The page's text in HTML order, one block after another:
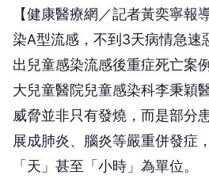
【健康醫療網／記者黃奕寧報
染A型流感，不到3天病情急速
出兒童感染流感後重症死亡案
大兒童醫院兒童感染科李秉穎
威脅並非只有發燒，而是部分
展成肺炎、腦炎等嚴重併發症
「天」甚至「小時」為單位。